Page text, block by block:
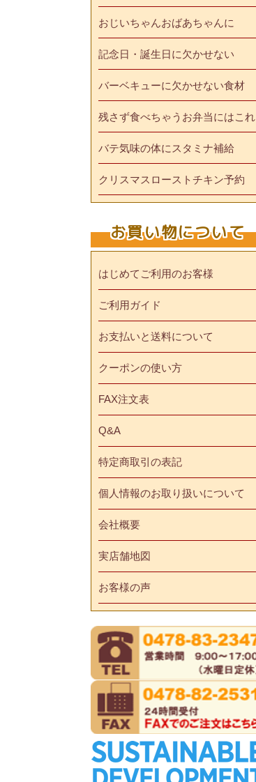
おじいちゃんおばあちゃんに
記念日・誕生日に欠かせない
バーベキューに欠かせない食材
残さず食べちゃうお弁当にはこれ
バテ気味の体にスタミナ補給
クリスマスローストチキン予約
お買い物について
はじめてご利用のお客様
ご利用ガイド
お支払いと送料について
クーポンの使い方
FAX注文表
Q&A
特定商取引の表記
個人情報のお取り扱いについて
会社概要
実店舗地図
お客様の声